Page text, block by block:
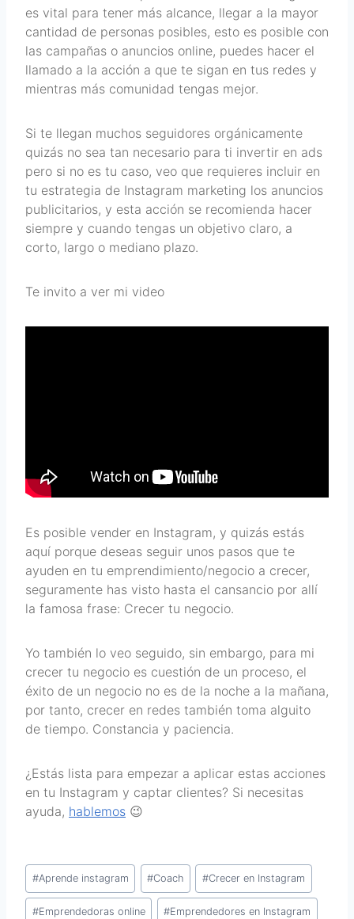
es vital para tener más alcance, llegar a la mayor
cantidad de personas posibles, esto es posible con
las campañas o anuncios online, puedes hacer el
llamado a la acción a que te sigan en tus redes y
mientras más comunidad tengas mejor.
Si te llegan muchos seguidores orgánicamente
quizás no sea tan necesario para ti invertir en ads
pero si no es tu caso, veo que requieres incluir en
tu estrategia de Instagram marketing los anuncios
publicitarios, y esta acción se recomienda hacer
siempre y cuando tengas un objetivo claro, a
corto, largo o mediano plazo.
Te invito a ver mi video
Es posible vender en Instagram, y quizás estás
aquí porque deseas seguir unos pasos que te
ayuden en tu emprendimiento/negocio a crecer,
seguramente has visto hasta el cansancio por allí
la famosa frase: Crecer tu negocio.
Yo también lo veo seguido, sin embargo, para mi
crecer tu negocio es cuestión de un proceso, el
éxito de un negocio no es de la noche a la mañana,
por tanto, crecer en redes también toma alguito
de tiempo. Constancia y paciencia.
¿Estás lista para empezar a aplicar estas acciones
en tu Instagram y captar clientes? Si necesitas
ayuda, hablemos 😉
#Aprende instagram #Coach #Crecer en Instagram
#Emprendedoras online #Emprendedores en Instagram